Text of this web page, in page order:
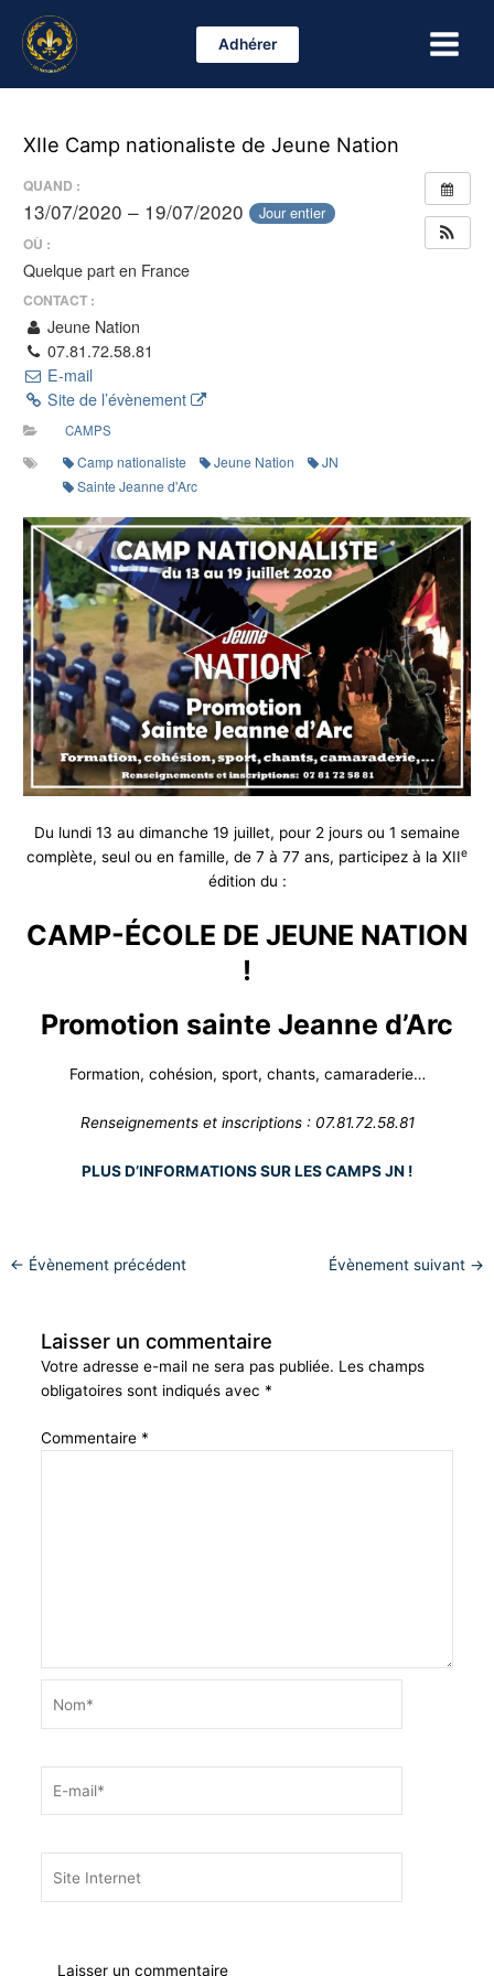
contenu
Adhérer
Menu
XIIe Camp nationaliste de Jeune Nation
QUAND :
13/07/2020 – 19/07/2020 Jour entier
OÙ :
Quelque part en France
CONTACT :
Jeune Nation
07.81.72.58.81
E-mail
Site de l’évènement
CAMPS
Camp nationaliste Jeune Nation
JN
Sainte Jeanne d'Arc
Du lundi 13 au dimanche 19 juillet, pour 2 jours ou 1 semaine
complète, seul ou en famille, de 7 à 77 ans, participez à la XIIe
édition du :
CAMP-ÉCOLE DE JEUNE NATION
!
Promotion sainte Jeanne d’Arc
Formation, cohésion, sport, chants, camaraderie…
Renseignements et inscriptions : 07.81.72.58.81
PLUS D’INFORMATIONS SUR LES CAMPS JN !
← Évènement précédent Évènement suivant →
Laisser un commentaire
Votre adresse e-mail ne sera pas publiée. Les champs
obligatoires sont indiqués avec *
Commentaire *
mail*
Internet